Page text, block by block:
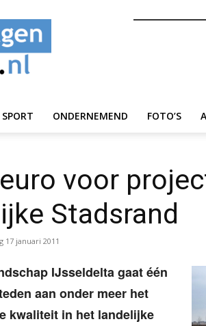
SPORT ONDERNEMEND FOTO’S
voor
Stadsrand
17 januari 2011
IJsseldelta gaat één
aan onder meer het
kwaliteit in het landelijke